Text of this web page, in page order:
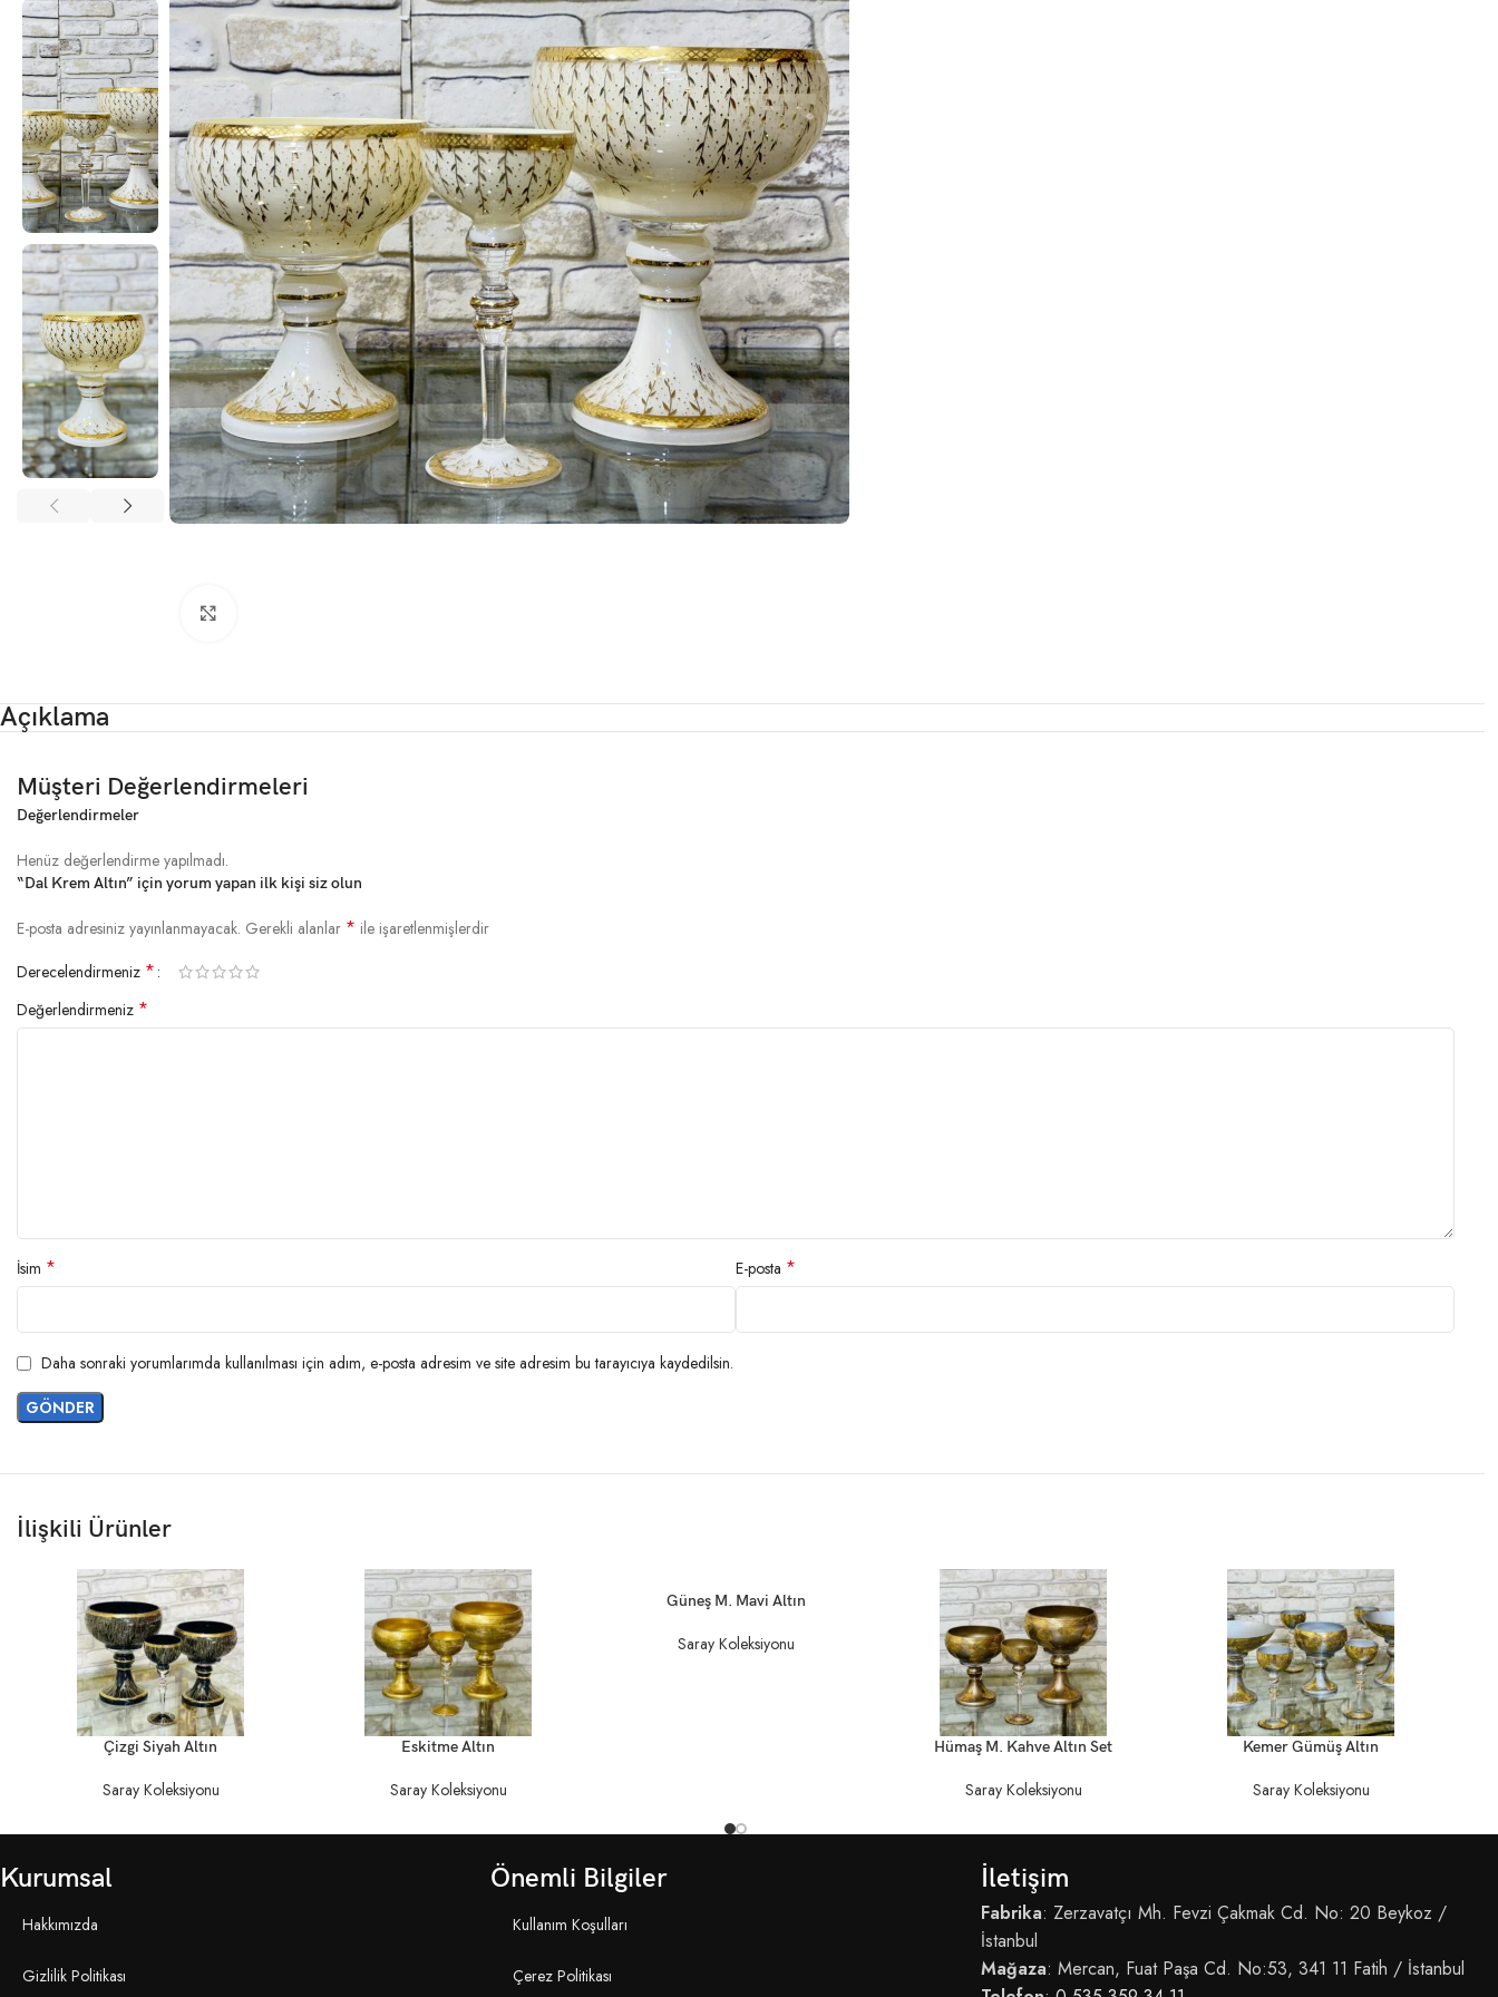
Açıklama
Müşteri Değerlendirmeleri
Değerlendirmeler
Henüz değerlendirme yapılmadı.
“Dal Krem Altın” için yorum yapan ilk kişi siz olun
E-posta adresiniz yayınlanmayacak. Gerekli alanlar * ile işaretlenmişlerdir
Derecelendirmeniz *
Değerlendirmeniz *
İsim * E-posta *
Daha sonraki yorumlarımda kullanılması için adım, e-posta adresim ve site adresim bu tarayıcıya kaydedilsin.
İlişkili Ürünler
DEVAMINI OKUÇizgi Siyah Altın
Saray Koleksiyonu
DEVAMINI OKUEskitme Altın
Saray Koleksiyonu
DEVAMINI OKUGüneş M. Mavi Altın
Saray Koleksiyonu
DEVAMINI OKU
Hümaş M. Kahve Altın Set
Saray Koleksiyonu
DEVAMINI OKUKemer Gümüş Altın
Saray Koleksiyonu
Kurumsal Önemli Bilgiler İletişim
Hakkımızda
Gizlilik Politikası
Kullanım Koşulları
Çerez Politikası
Fabrika: Zerzavatçı Mh. Fevzi Çakmak Cd. No: 20 Beykoz /
İstanbul
Mağaza: Mercan, Fuat Paşa Cd. No:53, 341 11 Fatih / İstanbul